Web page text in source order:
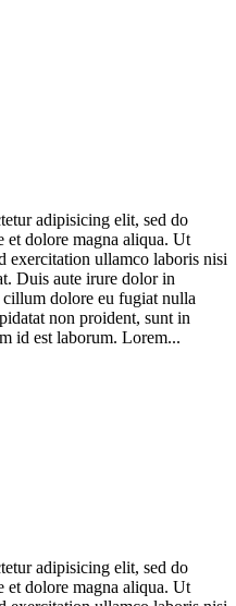
adipisicing elit, sed do
et dolore magna aliqua. Ut
exercitation ullamco laboris nisi
Duis aute irure dolor in
dolore eu fugiat nulla
non proident, sunt in
id est laborum. Lorem...
adipisicing elit, sed do
et dolore magna aliqua. Ut